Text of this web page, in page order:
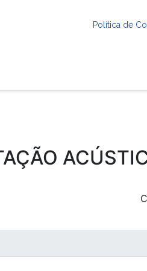
Política de